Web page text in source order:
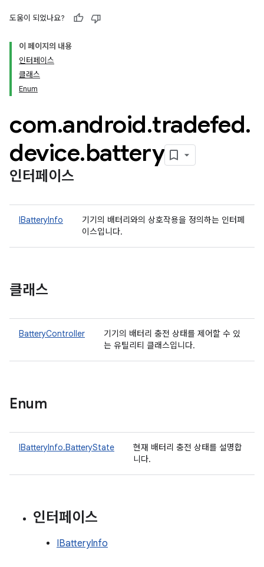
도움이 되었나요?
이 페이지의 내용
인터페이스
클래스
Enum
com.android.tradefed.
device.battery
인터페이스
IBatteryInfo
기기의 배터리와의 상호작용을 정의하는 인터페
이스입니다.
클래스
BatteryController
기기의 배터리 충전 상태를 제어할 수 있
는 유틸리티 클래스입니다.
Enum
IBatteryInfo.BatteryState
현재 배터리 충전 상태를 설명합
니다.
인터페이스
IBatteryInfo